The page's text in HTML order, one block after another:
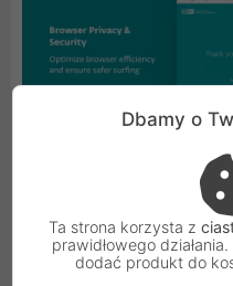
Anti-Theft
Dbamy o
Ta strona korzysta z
prawidłowego
dodać produkt do